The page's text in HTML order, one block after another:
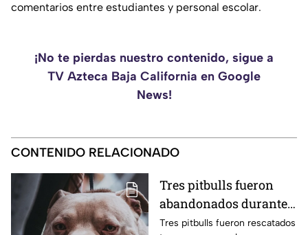
comentarios entre estudiantes y personal escolar.
¡No te pierdas nuestro contenido, sigue a
TV Azteca Baja California en Google
News!
CONTENIDO RELACIONADO
Tres pitbulls fueron
abandonados durante
horas dentro de una
Tres pitbulls fueron rescatados